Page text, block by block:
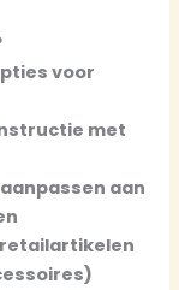
voor
met
aan